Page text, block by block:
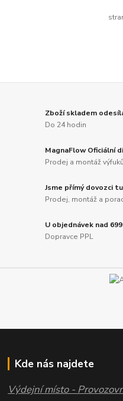
Zboží skladem
Do 24 hodin
MagnaFlow Oficiální
Prodej a montáž výfuků
Jsme přímý dovozci
Prodej, montáž a
U objednávek nad
Dopravce PPL
Kde nás najdete
Výdejní místo -